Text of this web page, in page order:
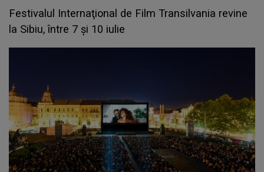
Festivalul Internaţional de Film Transilvania revine
la Sibiu, între 7 şi 10 iulie